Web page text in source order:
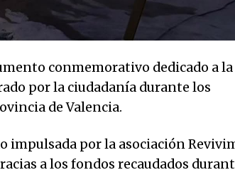
conmemorativo dedicado a la
por la ciudadanía durante los
de Valencia.
impulsada por la asociación
a los fondos recaudados